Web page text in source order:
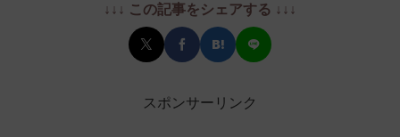
↓↓↓ この記事をシェアする ↓↓↓
スポンサーリンク